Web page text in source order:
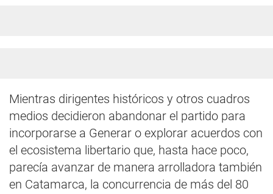
Mientras dirigentes históricos y otros cuadros
medios decidieron abandonar el partido para
incorporarse a Generar o explorar acuerdos con
el ecosistema libertario que, hasta hace poco,
parecía avanzar de manera arrolladora también
en Catamarca, la concurrencia de más del 80